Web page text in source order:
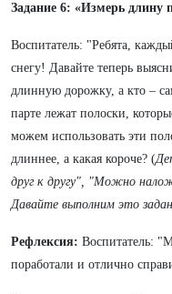
Задание 6: «Измерь длину
Воспитатель: "Ребята,
снегу! Давайте теперь
длинную дорожку, а кто –
парте лежат полоски,
можем использовать эти
длиннее, а какая короче? (
друг к другу", "Можно
Давайте выполним это
Рефлексия: Воспитатель:
поработали и отлично